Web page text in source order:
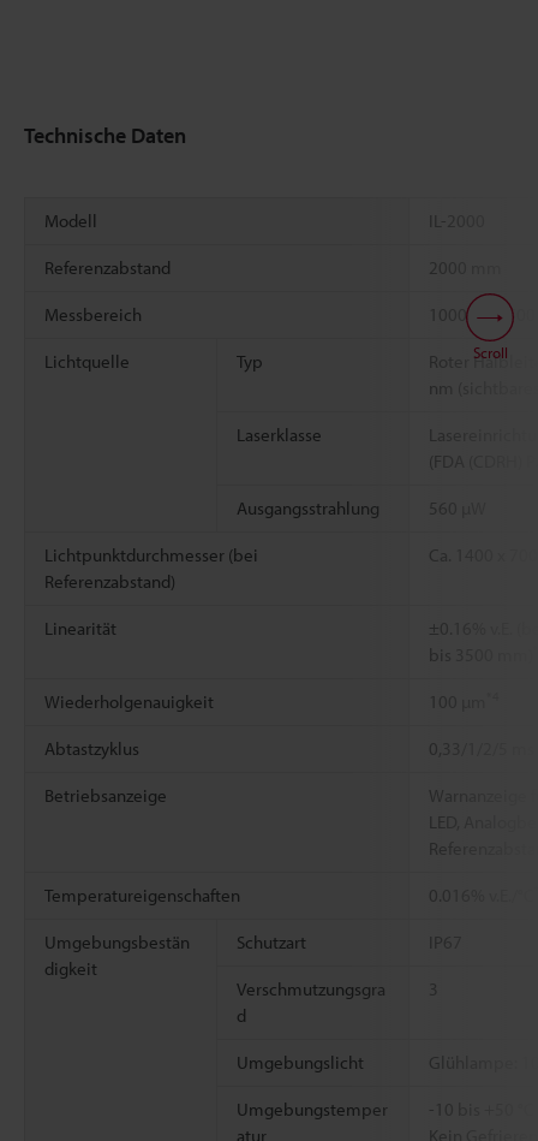
Technische Daten
Modell
Referenzabstand 2000 mm
Messbereich 1000 bis
Lichtquelle Typ
Roter
nm
Laserklasse
(FDA (CDRH)
Ausgangsstrahlung 560 µW
Lichtpunktdurchmesser (bei
Referenzabstand)
Ca. 1400 x
Linearität
±0.16% v.E.
bis 3500 mm)
Wiederholgenauigkeit
Abtastzyklus 0,33/1/2/5 ms
Betriebsanzeige
Warnanzeige
Temperatureigenschaften 0.016% v.E./°C
Umgebungsbestän
digkeit
Schutzart IP67
Verschmutzungsgra
d
3
Umgebungslicht Glühlampe:
Umgebungstemper
atur
-10 bis +50
Kein
Scroll